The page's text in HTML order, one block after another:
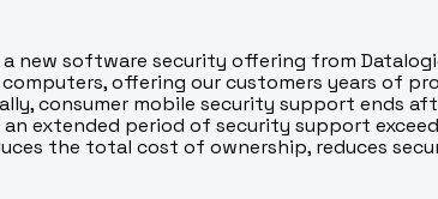
a new software security offering from
offering our customers years of
consumer mobile security support ends
extended period of security support
the total cost of ownership, reduces